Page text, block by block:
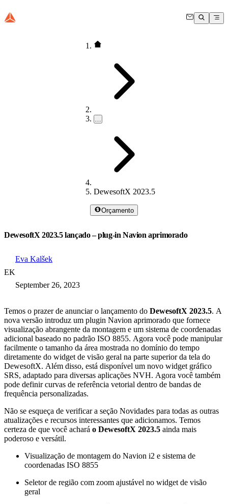
…
DewesoftX 2023.5
Orçamento
DewesoftX 2023.5 lançado – plug-in Navion aprimorado
EK
Eva Kalšek
September 26, 2023
Temos o prazer de anunciar o lançamento do DewesoftX 2023.5. A
nova versão introduz um plugin Navion aprimorado que fornece
visualização abrangente da montagem e um sistema de coordenadas
adicional baseado no padrão ISO 8855. Agora você pode manipular
facilmente o tamanho da área mostrada no domínio do tempo
diretamente do widget de visão geral na parte superior da tela do
DewesoftX. Além disso, está disponível um novo widget gráfico
SRS, adaptado para diversas aplicações NVH. Agora você também
pode definir curvas de referência vetorial dentro de bandas de
frequência personalizadas.
Não se esqueça de verificar a seção Novidades para todas as outras
atualizações e recursos interessantes que adicionamos. Temos
certeza de que você achará o DewesoftX 2023.5 ainda mais
poderoso e versátil.
Visualização de montagem do Navion i2 e sistema de
coordenadas ISO 8855
Seletor de região com zoom ajustável no widget de visão
geral